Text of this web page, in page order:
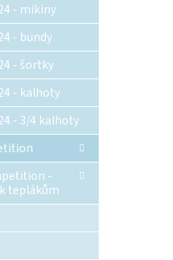
- mikiny
- bundy
- šortky
- kalhoty
- 3/4 kalhoty
-
teplákům